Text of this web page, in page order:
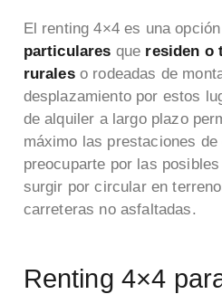
El renting 4×4 es una
particulares que residen o
ruraleso rodeadas de
desplazamiento por estos
de alquiler a largo plazo
máximo las prestaciones
preocuparte por las
surgir por circular en
carreteras no asfaltadas.
Renting 4×4